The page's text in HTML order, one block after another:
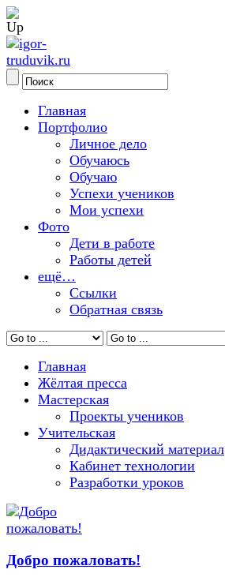
Главная
Портфолио
Личное дело
Обучаюсь
Обучаю
Успехи учеников
Мои успехи
Фото
Дети в работе
Работы детей
ещё…
Ссылки
Обратная связь
Главная
Жёлтая пресса
Мастерская
Проекты учеников
Учительская
Дидактический материал
Кабинет технологии
Разработки уроков
Добро пожаловать!